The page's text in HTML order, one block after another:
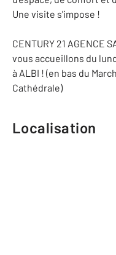
Une visite s'impose !
CENTURY 21 AGENCE
vous accueillons du
à ALBI ! (en bas du
Cathédrale)
Localisation